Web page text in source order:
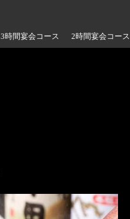
3時間宴会コース 2時間宴会コース